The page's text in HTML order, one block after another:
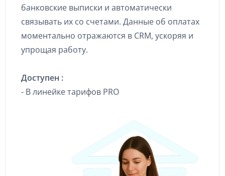
банковские выписки и автоматически
связывать их со счетами. Данные об оплатах
моментально отражаются в CRM, ускоряя и
упрощая работу.
Доступен :
- В линейке тарифов PRO